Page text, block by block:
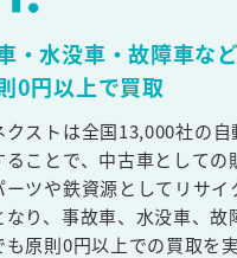
・水没車・故障車な
0円以上で買取
クストは全国13,000社の自
ることで、中古車としての
ーツや鉄資源としてリサイ
なり、事故車、水没車、故
も原則0円以上での買取を